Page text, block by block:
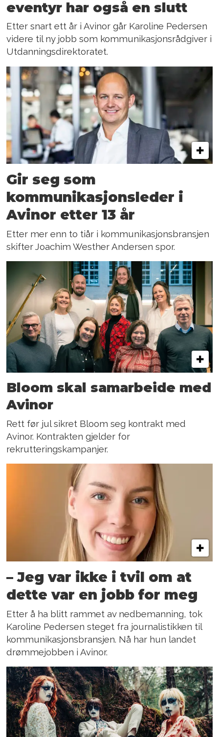
eventyr har også en slutt
Etter snart ett år i Avinor går Karoline Pedersen
videre til ny jobb som kommunikasjonsrådgiver i
Utdanningsdirektoratet.
Gir seg som
kommunikasjonsleder i
Avinor etter 13 år
Etter mer enn to tiår i kommunikasjonsbransjen
skifter Joachim Westher Andersen spor.
Bloom skal samarbeide med
Avinor
Rett før jul sikret Bloom seg kontrakt med
Avinor. Kontrakten gjelder for
rekrutteringskampanjer.
– Jeg var ikke i tvil om at
dette var en jobb for meg
Etter å ha blitt rammet av nedbemanning, tok
Karoline Pedersen steget fra journalistikken til
kommunikasjonsbransjen. Nå har hun landet
drømmejobben i Avinor.